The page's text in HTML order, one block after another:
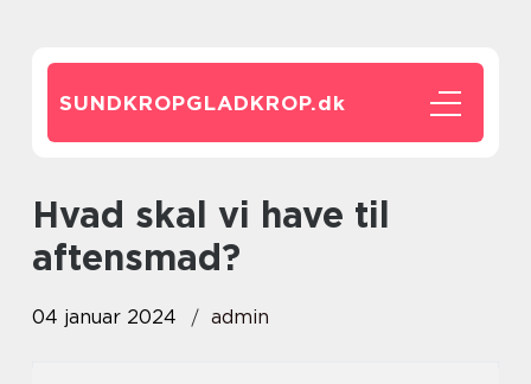
SUNDKROPGLADKROP.dk
hvad skal vi have til
aftensmad?
04 januar 2024 admin